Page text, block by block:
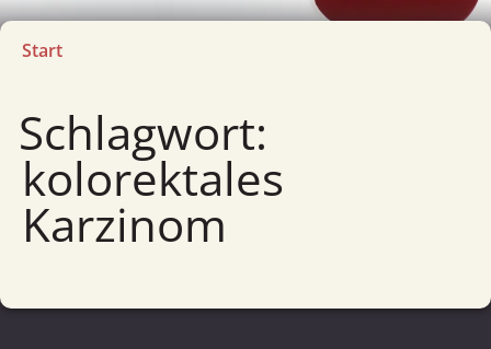
Start
Schlagwort:
kolorektales
Karzinom